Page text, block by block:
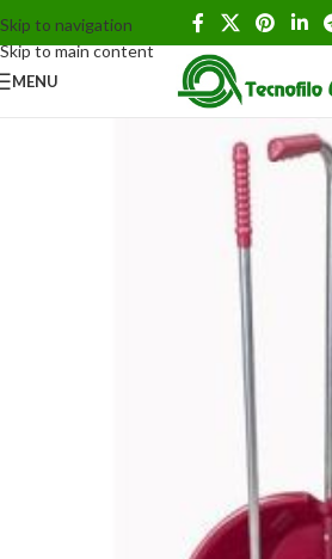
Skip to navigation
Skip to main content
MENU